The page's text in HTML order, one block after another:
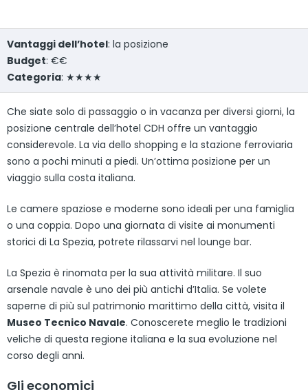
Vantaggi dell’hotel: la posizione
Budget: €€
Categoria: ★★★★
Che siate solo di passaggio o in vacanza per diversi giorni, la
posizione centrale dell’hotel CDH offre un vantaggio
considerevole. La via dello shopping e la stazione ferroviaria
sono a pochi minuti a piedi. Un’ottima posizione per un
viaggio sulla costa italiana.
Le camere spaziose e moderne sono ideali per una famiglia
o una coppia. Dopo una giornata di visite ai monumenti
storici di La Spezia, potrete rilassarvi nel lounge bar.
La Spezia è rinomata per la sua attività militare. Il suo
arsenale navale è uno dei più antichi d’Italia. Se volete
saperne di più sul patrimonio marittimo della città, visita il
Museo Tecnico Navale. Conoscerete meglio le tradizioni
veliche di questa regione italiana e la sua evoluzione nel
corso degli anni.
Gli economici